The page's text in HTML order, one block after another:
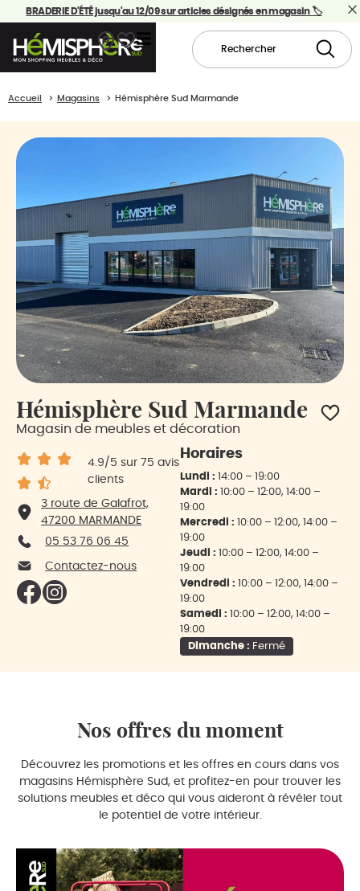
BRADERIE D'ÉTÉ jusqu'au 12/09 sur articles désignés en magasin 🏷️
Accueil Magasins Hémisphère Sud Marmande
Magasin de meubles et décoration
Hémisphère Sud Marmande
4.9/5 sur 75 avis
clients
3 route de Galafrot,
47200 MARMANDE
05 53 76 06 45
Contactez-nous
Horaires
Lundi : 14:00 – 19:00
Mardi : 10:00 – 12:00, 14:00 –
19:00
Mercredi : 10:00 – 12:00, 14:00 –
19:00
Jeudi : 10:00 – 12:00, 14:00 –
19:00
Vendredi : 10:00 – 12:00, 14:00 –
19:00
Samedi : 10:00 – 12:00, 14:00 –
19:00
Dimanche : Fermé
Nos offres du moment
Découvrez les promotions et les offres en cours dans vos
magasins Hémisphère Sud, et profitez-en pour trouver les
solutions meubles et déco qui vous aideront à révéler tout
le potentiel de votre intérieur.